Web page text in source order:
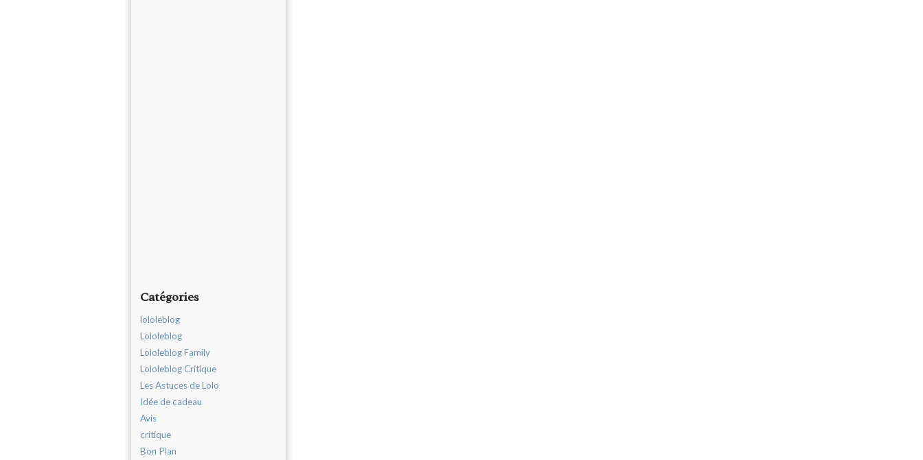
Catégories
lololeblog
Lololeblog
Lololeblog Family
Lololeblog Critique
Les Astuces de Lolo
Idée de cadeau
Avis
critique
Bon Plan